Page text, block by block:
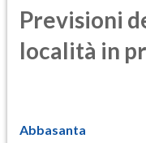
Previsioni
località in
Abbasanta